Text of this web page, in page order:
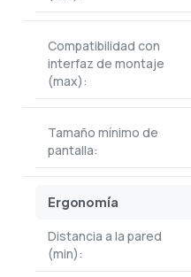
Compatibilidad con
interfaz de montaje
(max):
Tamaño mínimo de
pantalla:
Ergonomía
Distancia a la pared
(min):